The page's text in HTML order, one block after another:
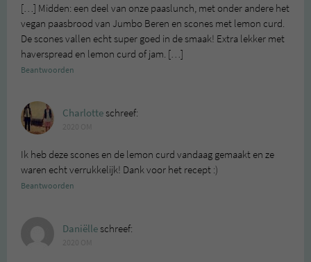
[…] Midden: een deel van onze paaslunch, met onder andere het
vegan paasbrood van Jumbo Beren en scones met lemon curd.
De scones vallen echt super goed in de smaak! Extra lekker met
haverspread en lemon curd of jam. […]
Beantwoorden
Charlotteschreef:
Ik heb deze scones en de lemon curd vandaag gemaakt en ze
waren echt verrukkelijk! Dank voor het recept :)
Beantwoorden
Daniëlleschreef: